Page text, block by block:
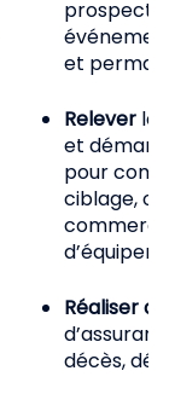
prospects
et
Relever
et
pour
ciblage,
Réaliser
décès,